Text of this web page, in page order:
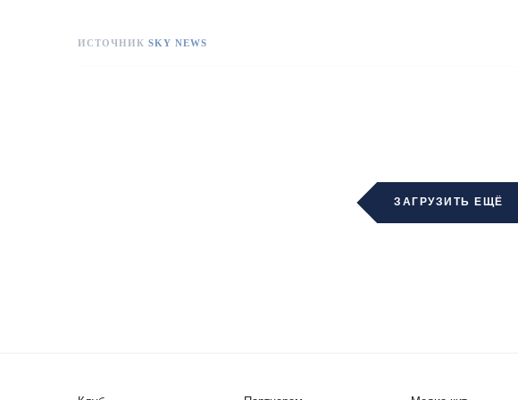
ИСТОЧНИК SKY NEWS
ЗАГРУЗИТЬ ЕЩЁ